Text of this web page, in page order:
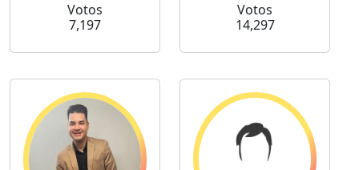
Votos
7,197
Votos
14,297